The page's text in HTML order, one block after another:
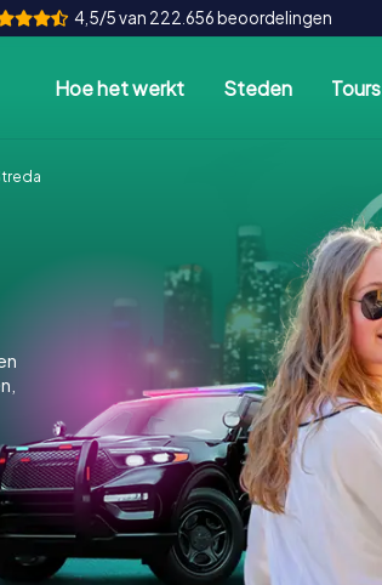
4,5/5 van 222.656 beoordelingen
Hoe het werkt Steden Tours